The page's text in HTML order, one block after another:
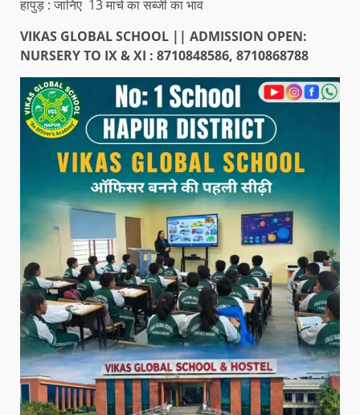
हापुड़ : जानिए 13 मार्च का सब्जी का भाव
VIKAS GLOBAL SCHOOL || ADMISSION OPEN:
NURSERY TO IX & XI : 8710848586, 8710868788